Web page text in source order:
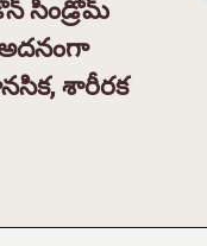
సిండ్రోమ్
శారీరక